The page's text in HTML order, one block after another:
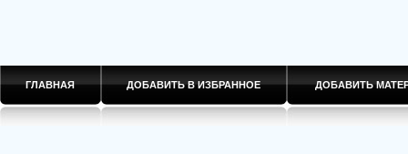
ГЛАВНАЯ ДОБАВИТЬ В ИЗБРАННОЕ ДОБАВИТЬ